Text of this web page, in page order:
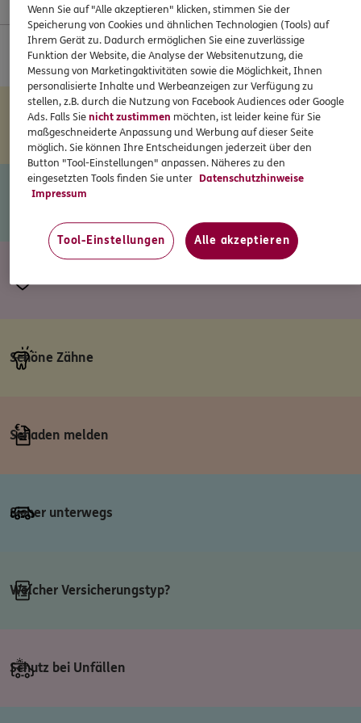
Sie suchen etwas anderes?
Eigentum schützen
Richtig versichert?
Familie absichern
Schöne Zähne
Schaden melden
Sicher unterwegs
Welcher Versicherungstyp?
Schutz bei Unfällen
Wenn Sie auf "Alle akzeptieren" klicken, stimmen Sie der
Speicherung von Cookies und ähnlichen Technologien (Tools) auf
Ihrem Gerät zu. Dadurch ermöglichen Sie eine zuverlässige
Funktion der Website, die Analyse der Websitenutzung, die
Messung von Marketingaktivitäten sowie die Möglichkeit, Ihnen
personalisierte Inhalte und Werbeanzeigen zur Verfügung zu
stellen, z.B. durch die Nutzung von Facebook Audiences oder Google
Ads. Falls Sienicht zustimmen möchten, ist leider keine für Sie
maßgeschneiderte Anpassung und Werbung auf dieser Seite
möglich. Sie können Ihre Entscheidungen jederzeit über den
Button "Tool-Einstellungen" anpassen. Näheres zu den
eingesetzten Tools finden Sie unter Datenschutzhinweise
Impressum
Tool-Einstellungen Alle akzeptieren